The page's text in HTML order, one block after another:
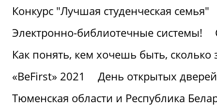
Конкурс "Лучшая студенческая семья"
Электронно-библиотечные системы!
Как понять, кем хочешь быть, сколько
«BeFirst» 2021
День открытых
Тюменская области и Республика